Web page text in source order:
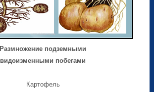
Размножение подземными
видоизменными побегами
Картофель